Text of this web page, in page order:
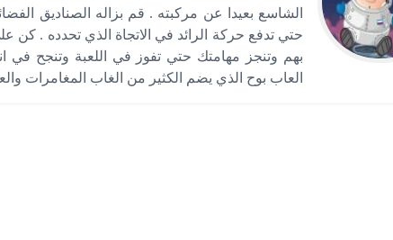
الشاسع بعيدا عن مركبته . قم بزاله الصناديق
بهم وتنجز مهامتك حتي تفوز في اللعبة وتنجح في
العاب بوح الذي يضم الكثير من الغاب المغامرات